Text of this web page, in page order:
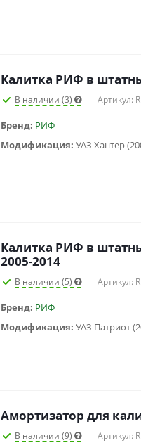
Калитка РИФ в
В наличии (3) Артикул:
Бренд: РИФ
Модификация: УАЗ Хантер
Калитка РИФ в
2005-2014
В наличии (5) Артикул:
Бренд: РИФ
Модификация: УАЗ Патриот
В наличии (9) Артикул: